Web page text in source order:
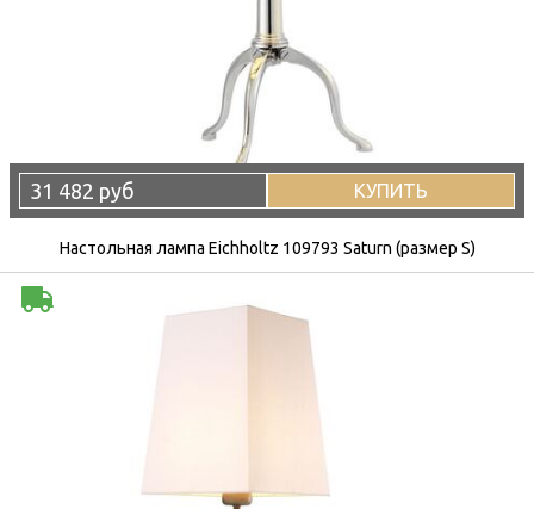
31 482 руб КУПИТЬ
Настольная лампа Eichholtz 109793 Saturn (размер S)